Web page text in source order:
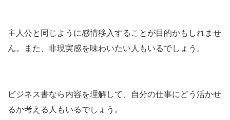
主人公と同じように感情移入することが目的かもしれませ
ん。また、非現実感を味わいたい人もいるでしょう。
ビジネス書なら内容を理解して、自分の仕事にどう活かせ
るか考える人もいるでしょう。